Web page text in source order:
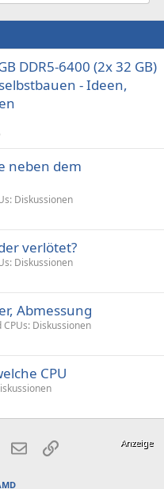
DDR5-6400 (2x 32 GB)
- Ideen,
neben dem
Diskussionen
verlötet?
Diskussionen
Abmessung
Diskussionen
CPU
E-MailLink